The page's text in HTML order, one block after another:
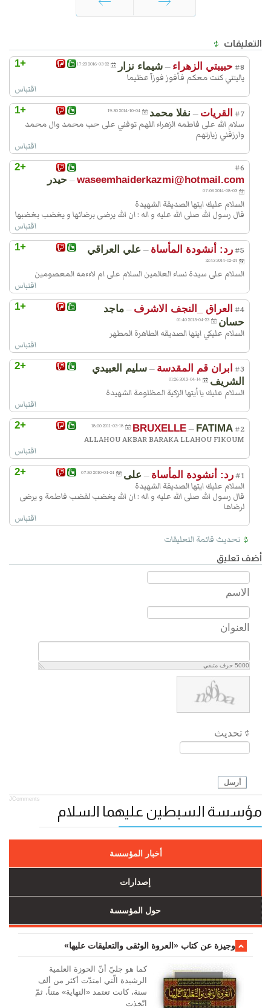
التعليقات
+1 #8 حبيبتي الزهراء — شيماء نزار 2016-03-22 17:23
ياليتني كنت معكم فأفوز فوزآ عظيما
اقتباس
+1 #7 القريات — نفلا محمد 2014-10-04 19:30
سلام الله على فاطمه الزهراء اللهم توفني على حب محمد وال محمد
وارزقني زيارتهم
اقتباس
+2 #6
waseemhaiderkazmi@hotmail.com
— حیدر
2014-08-03 07:06
السلام عليك ايتها الصديقة الشهيدة
قال رسول الله صلى الله عليه و اله : ان الله یرضی برضائها و یغضب بغضبها
اقتباس
+1 #5رد: أنشودة المأساة — علي العراقي
2014-02-24 22:43
السلام على سيدة نساء العالمين السلام على ام لاءءمه المعصومين
اقتباس
+1 #4 العراق _النجف الاشرف — ماجد
حسان
2013-04-23 01:40
السلام عليكي ايتها الصديقه الطاهرة المطهر
اقتباس
+2 #3 ابران قم المقدسة — سليم العبيدي
الشريف
2013-04-14 01:26
السلام عليك يا أيتها الزكية المظلومة الشهيدة
اقتباس
+2 #2
BRUXELLE — FATIMA
2011-03-18 18:00
ALLAHOU AKBAR BARAKA LLAHOU FIKOUM
اقتباس
+2 #1رد: أنشودة المأساة — علی 2010-04-24 07:50
السلام عليك ايتها الصديقة الشهيدة
قال رسول الله صلى الله عليه و اله : ان الله يغضب لفضب فاطمة و يرضى
لرضاها
اقتباس
تحديث قائمة التعليقات
أضف تعليق
الاسم
العنوان
5000 حرف متبقي
تحديث
أرسل
JComments
مؤسسة السبطين عليهما السلام
أخبار المؤسسة
إصدارات
حول المؤسسة
وجیزة عن کتاب «العروة الوثقی والتعلیقات علیها»
کما هو جليّ أنّ الحوزة العلمیة
الرشیدة الّتي امتدّت أكثر من ألف
سنة، كانت تعتمد «النهاية» متناً، ثمّ
اتّخذت